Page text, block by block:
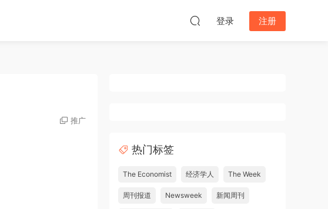
登录 注册
推广
热门标签
The Economist 经济学人 The Week
周刊报道 Newsweek 新闻周刊